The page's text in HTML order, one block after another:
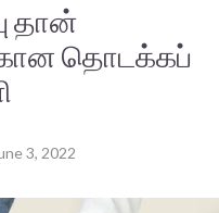
தான்
தொடக்கப்
3, 2022